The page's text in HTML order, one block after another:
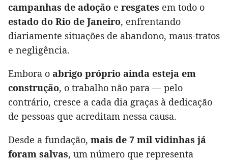
campanhas de adoção e resgates em todo o
estado do Rio de Janeiro, enfrentando
diariamente situações de abandono, maus-tratos
e negligência.
Embora o abrigo próprio ainda esteja em
construção, o trabalho não para — pelo
contrário, cresce a cada dia graças à dedicação
de pessoas que acreditam nessa causa.
Desde a fundação, mais de 7 mil vidinhas já
foram salvas, um número que representa